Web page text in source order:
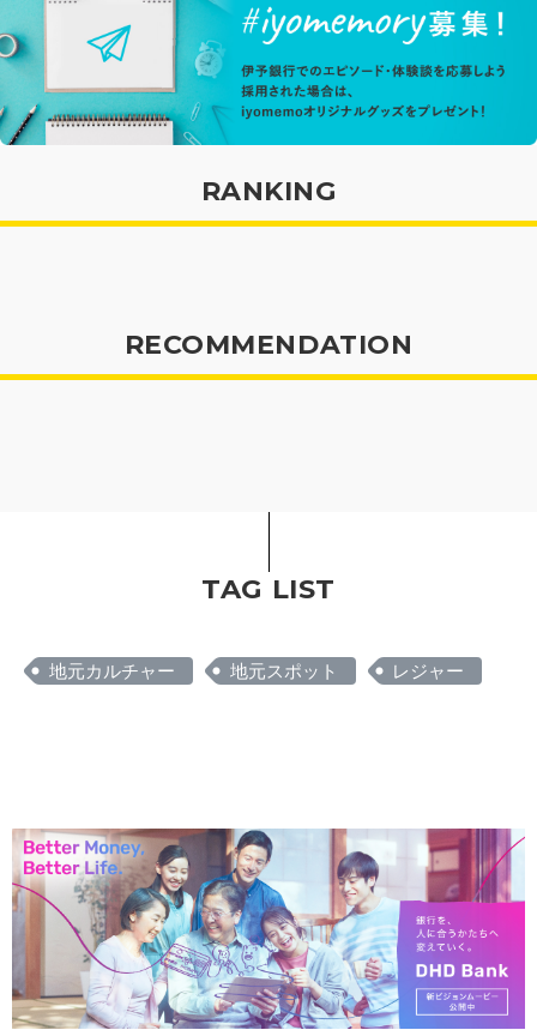
RANKING
RECOMMENDATION
TAG LIST
地元カルチャー 地元スポット レジャー